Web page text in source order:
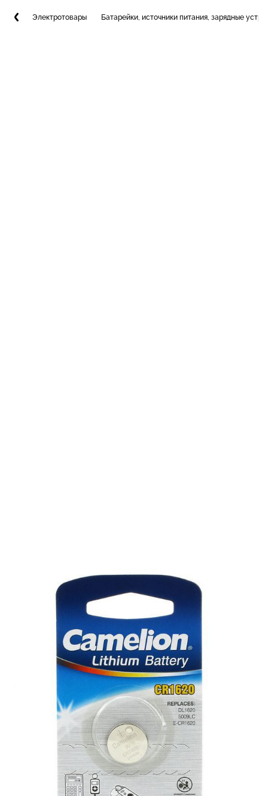
Электротовары Батарейки, источники питания, зарядные